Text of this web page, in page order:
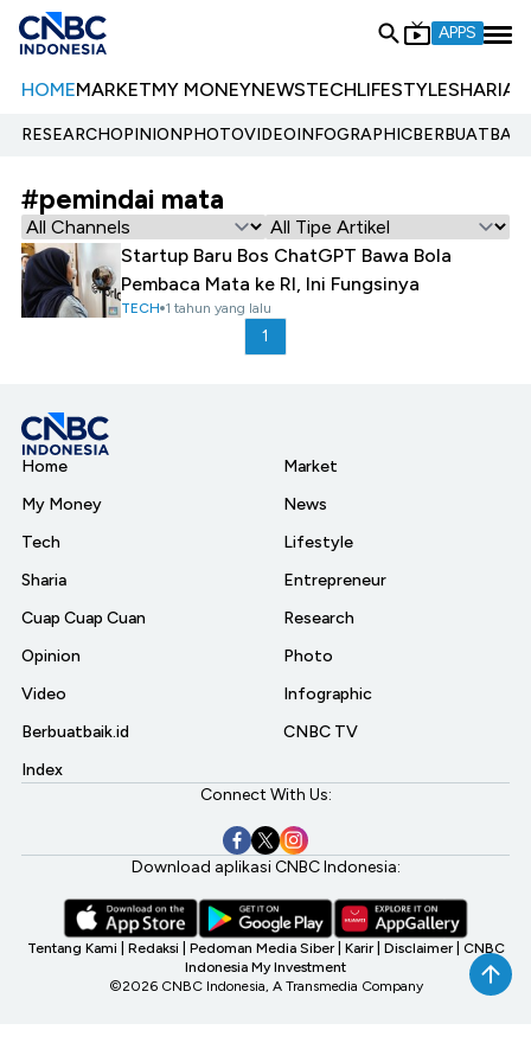
APPS
HOMEMARKETMY MONEYNEWSTECHLIFESTYLESHARIA
RESEARCHOPINIONPHOTOVIDEOINFOGRAPHIC
#pemindai mata
Startup Baru Bos ChatGPT Bawa Bola
Pembaca Mata ke RI, Ini Fungsinya
TECH 1 tahun yang lalu
1
Home
My Money
Tech
Sharia
Cuap Cuap Cuan
Opinion
Video
Berbuatbaik.id
Index
Market
News
Lifestyle
Entrepreneur
Research
Photo
Infographic
CNBC TV
Connect With Us:
Download aplikasi CNBC Indonesia:
Tentang Kami Redaksi Pedoman Media Siber Karir Disclaimer CNBC
Indonesia My Investment
©2026 CNBC Indonesia, A Transmedia Company